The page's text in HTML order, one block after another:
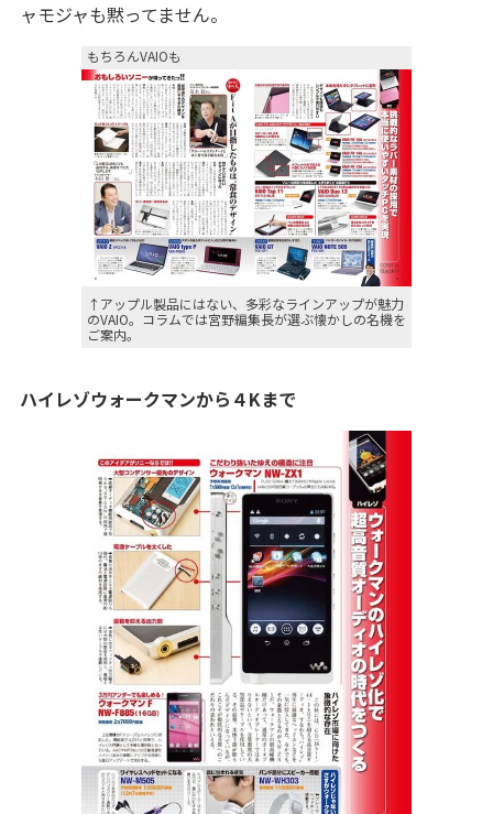
ャモジャも黙ってません。
もちろんVAIOも
↑アップル製品にはない、多彩なラインアップが魅力
のVAIO。コラムでは宮野編集長が選ぶ懐かしの名機を
ご案内。
ハイレゾウォークマンから４Kまで